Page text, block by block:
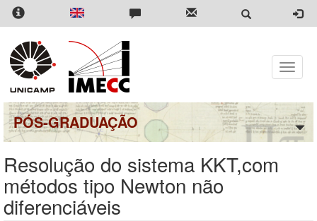
Pular
para
conteúdo
principal
Toggle
PÓS-GRADUAÇÃO
Resolução do sistema KKT,com
métodos tipo Newton não
diferenciáveis